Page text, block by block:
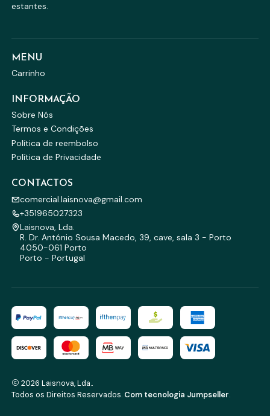
estantes.
MENU
Carrinho
INFORMAÇÃO
Sobre Nós
Termos e Condições
Política de reembolso
Política de Privacidade
CONTACTOS
comercial.laisnova@gmail.com
+351965027323
Laisnova, Lda.
R. Dr. António Sousa Macedo, 39, cave, sala 3 - Porto
4050-061 Porto
Porto - Portugal
2026 Laisnova, Lda..
Todos os Direitos Reservados. Com tecnologia Jumpseller.